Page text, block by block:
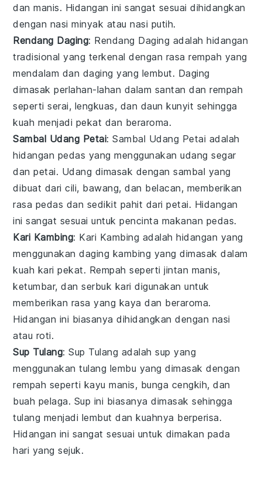
dan manis. Hidangan ini sangat sesuai dihidangkan
dengan nasi minyak atau nasi putih.
Rendang Daging: Rendang Daging adalah hidangan
tradisional yang terkenal dengan rasa rempah yang
mendalam dan daging yang lembut. Daging
dimasak perlahan-lahan dalam santan dan rempah
seperti serai, lengkuas, dan daun kunyit sehingga
kuah menjadi pekat dan beraroma.
Sambal Udang Petai: Sambal Udang Petai adalah
hidangan pedas yang menggunakan udang segar
dan petai. Udang dimasak dengan sambal yang
dibuat dari cili, bawang, dan belacan, memberikan
rasa pedas dan sedikit pahit dari petai. Hidangan
ini sangat sesuai untuk pencinta makanan pedas.
Kari Kambing: Kari Kambing adalah hidangan yang
menggunakan daging kambing yang dimasak dalam
kuah kari pekat. Rempah seperti jintan manis,
ketumbar, dan serbuk kari digunakan untuk
memberikan rasa yang kaya dan beraroma.
Hidangan ini biasanya dihidangkan dengan nasi
atau roti.
Sup Tulang: Sup Tulang adalah sup yang
menggunakan tulang lembu yang dimasak dengan
rempah seperti kayu manis, bunga cengkih, dan
buah pelaga. Sup ini biasanya dimasak sehingga
tulang menjadi lembut dan kuahnya berperisa.
Hidangan ini sangat sesuai untuk dimakan pada
hari yang sejuk.